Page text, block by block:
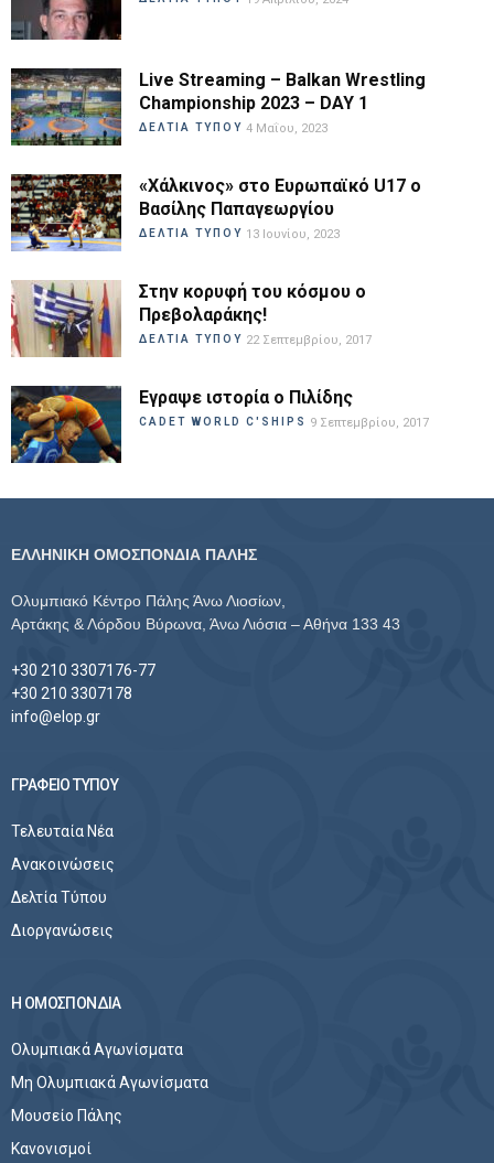
Live Streaming – Balkan Wrestling
Championship 2023 – DAY 1
ΔΕΛΤΙΑ ΤΥΠΟΥ 4 Μαΐου, 2023
«Χάλκινος» στο Ευρωπαϊκό U17 ο
Βασίλης Παπαγεωργίου
ΔΕΛΤΙΑ ΤΥΠΟΥ 13 Ιουνίου, 2023
Στην κορυφή του κόσμου ο
Πρεβολαράκης!
ΔΕΛΤΙΑ ΤΥΠΟΥ 22 Σεπτεμβρίου, 2017
Εγραψε ιστορία ο Πιλίδης
CADET WORLD C'SHIPS 9 Σεπτεμβρίου, 2017
ΕΛΛΗΝΙΚΗ ΟΜΟΣΠΟΝΔΙΑ ΠΑΛΗΣ
Ολυμπιακό Κέντρο Πάλης Άνω Λιοσίων,
Αρτάκης & Λόρδου Βύρωνα, Άνω Λιόσια – Αθήνα 133 43
+30 210 3307176-77
+30 210 3307178
info@elop.gr
ΓΡΑΦΕΙΟ ΤΥΠΟΥ
Τελευταία Νέα
Ανακοινώσεις
Δελτία Τύπου
Διοργανώσεις
Η ΟΜΟΣΠΟΝΔΙΑ
Ολυμπιακά Αγωνίσματα
Μη Ολυμπιακά Αγωνίσματα
Μουσείο Πάλης
Κανονισμοί